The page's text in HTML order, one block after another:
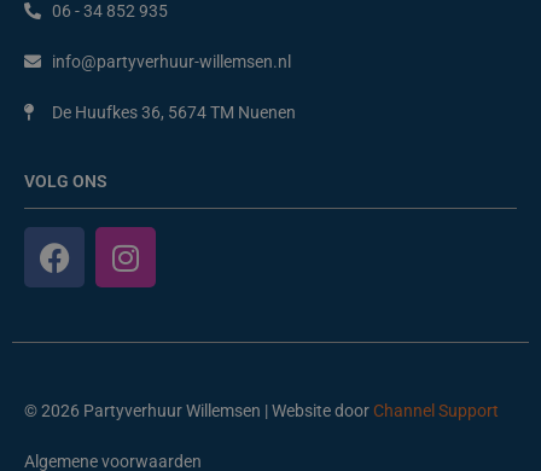
06 - 34 852 935
info@partyverhuur-willemsen.nl
De Huufkes 36, 5674 TM Nuenen
VOLG ONS
F
a
o
k
I
n
r
a
© 2026 Partyverhuur Willemsen | Website door Channel Support
Algemene voorwaarden